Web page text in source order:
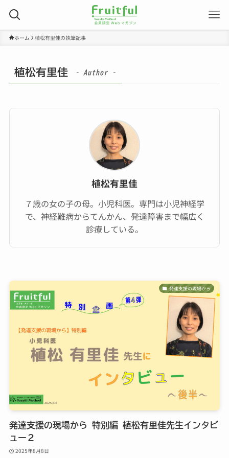
ホーム 植松有里佳の執筆記事
植松有里佳 – Author –
植松有里佳
７歳の女の子の母。小児科医。専門は小児神経学
で、神経難病からてんかん、発達障害まで幅広く
診療している。
発達支援の現場から
発達支援の現場から 特別編 植松有里佳先生インタビ
ュー２
2025年8月8日